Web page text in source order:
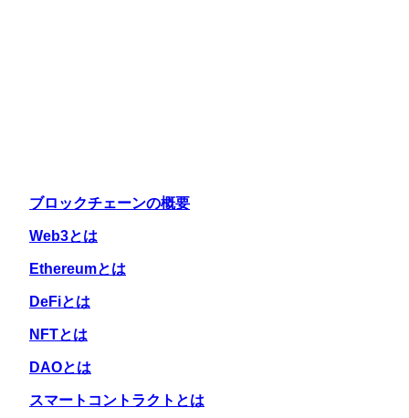
ブロックチェーンの概要
Web3とは
Ethereumとは
DeFiとは
NFTとは
DAOとは
スマートコントラクトとは